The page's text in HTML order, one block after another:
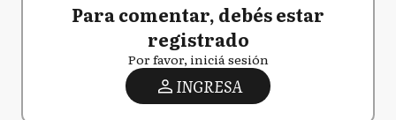
Para comentar, debés estar
registrado
Por favor, iniciá sesión
INGRESA